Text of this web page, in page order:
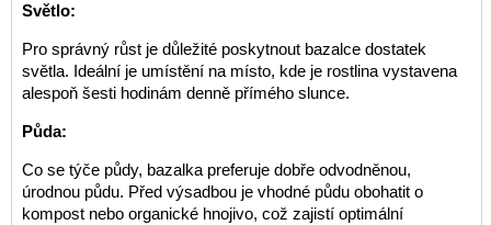
Světlo:
Pro správný růst je důležité poskytnout bazalce dostatek
světla. Ideální je umístění na místo, kde je rostlina vystavena
alespoň šesti hodinám denně přímého slunce.
Půda:
Co se týče půdy, bazalka preferuje dobře odvodněnou,
úrodnou půdu. Před výsadbou je vhodné půdu obohatit o
kompost nebo organické hnojivo, což zajistí optimální